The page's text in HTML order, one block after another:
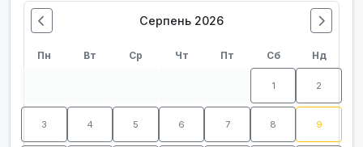
Серпень 2026
Пн Вт Ср Чт Пт Сб Нд
1 2
3 4 5 6 7 8 9